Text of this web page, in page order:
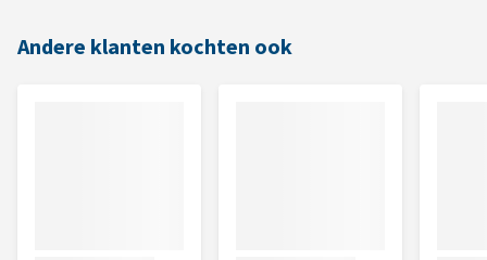
Andere klanten kochten ook